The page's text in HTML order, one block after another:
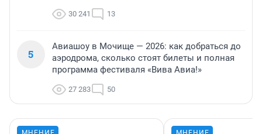
30 241 13
5
Авиашоу в Мочище — 2026: как добраться до
аэродрома, сколько стоят билеты и полная
программа фестиваля «Вива Авиа!»
27 283 50